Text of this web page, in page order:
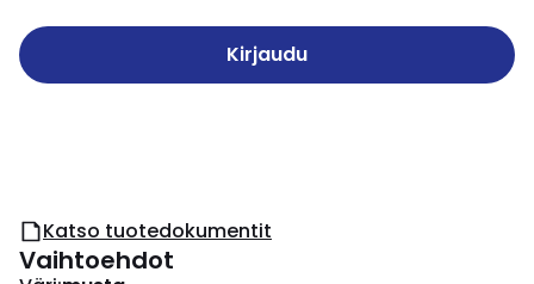
Kirjaudu
Katso tuotedokumentit
Vaihtoehdot